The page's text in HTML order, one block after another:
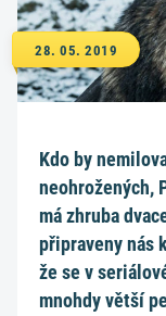
28. 05. 2019
Kdo by
neohrožených,
má zhruba
připraveny nás
že se v
mnohdy větší